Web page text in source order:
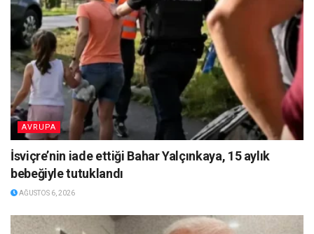
AVRUPA
İsviçre’nin iade ettiği Bahar Yalçınkaya, 15 aylık
bebeğiyle tutuklandı
AĞUSTOS 6, 2026